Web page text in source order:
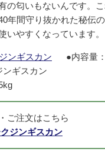
の匂いもないんです。
年間守り抜かれた秘伝
いやすくなっています。
●内容量：
ンギスカン
ご注文はこちら
ジンギスカン